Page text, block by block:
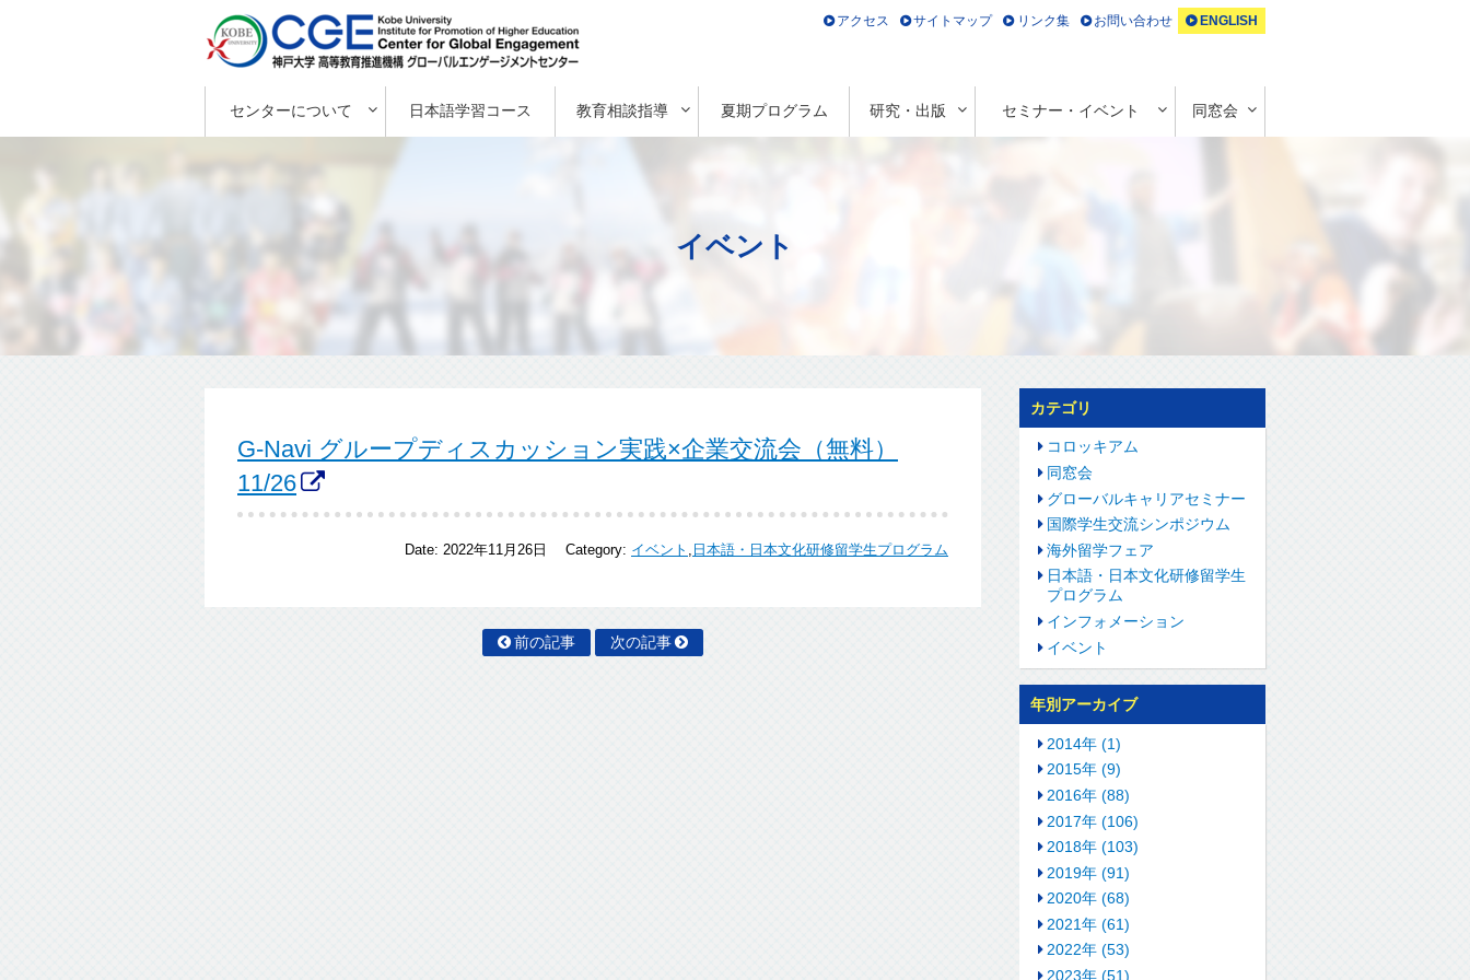
センターについて 日本語学習コース 教育相談指導 夏期プログラム 研究・出版 セミナー・イベント 同窓会
アクセス サイトマップ リンク集 お問い合わせ ENGLISH
イベント
G-Navi グループディスカッション実践×企業交流会（無料）
11/26
Date:2022年11月26日 Category: イベント , 日本語・日本文化研修留学生プログラム
前の記事 次の記事
カテゴリ
コロッキアム
同窓会
グローバルキャリアセミナー
国際学生交流シンポジウム
海外留学フェア
日本語・日本文化研修留学生
プログラム
インフォメーション
イベント
年別アーカイブ
2014年 (1)
2015年 (9)
2016年 (88)
2017年 (106)
2018年 (103)
2019年 (91)
2020年 (68)
2021年 (61)
2022年 (53)
2023年 (51)